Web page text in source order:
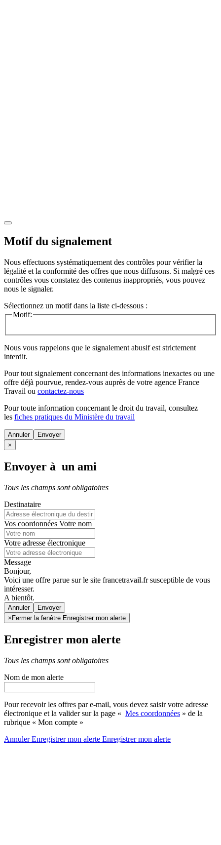
Motif du signalement
Nous effectuons systématiquement des contrôles pour vérifier la
légalité et la conformité des offres que nous diffusons. Si malgré ces
contrôles vous constatez des contenus inappropriés, vous pouvez
nous le signaler.
Sélectionnez un motif dans la liste ci-dessous :
Motif:
Nous vous rappelons que le signalement abusif est strictement
interdit.
Pour tout signalement concernant des informations inexactes ou une
offre déjà pourvue, rendez-vous auprès de votre agence France
Travail ou contactez-nous
Pour toute information concernant le droit du travail, consultez
les fiches pratiques du Ministère du travail
Annuler
×
Envoyer à un ami
Tous les champs sont obligatoires
Destinataire
Vos coordonnées Votre nom
Votre adresse électronique
Message
Bonjour,
Voici une offre parue sur le site francetravail.fr susceptible de vous
intéresser.
A bientôt.
Annuler
× Fermer la fenêtre Enregistrer mon alerte
Enregistrer mon alerte
Tous les champs sont obligatoires
Nom de mon alerte
Pour recevoir les offres par e-mail, vous devez saisir votre adresse
électronique et la valider sur la page « Mes coordonnées » de la
rubrique « Mon compte »
AnnulerEnregistrer mon alerte Enregistrermon alerte